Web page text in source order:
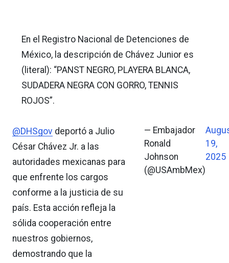
En el Registro Nacional de Detenciones de
México, la descripción de Chávez Junior es
(literal): “PANST NEGRO, PLAYERA BLANCA,
SUDADERA NEGRA CON GORRO, TENNIS
ROJOS”.
@DHSgov deportó a Julio
César Chávez Jr. a las
autoridades mexicanas para
que enfrente los cargos
conforme a la justicia de su
país. Esta acción refleja la
sólida cooperación entre
nuestros gobiernos,
demostrando que la
— Embajador
Ronald
Johnson
(@USAmbMex)
19,
2025